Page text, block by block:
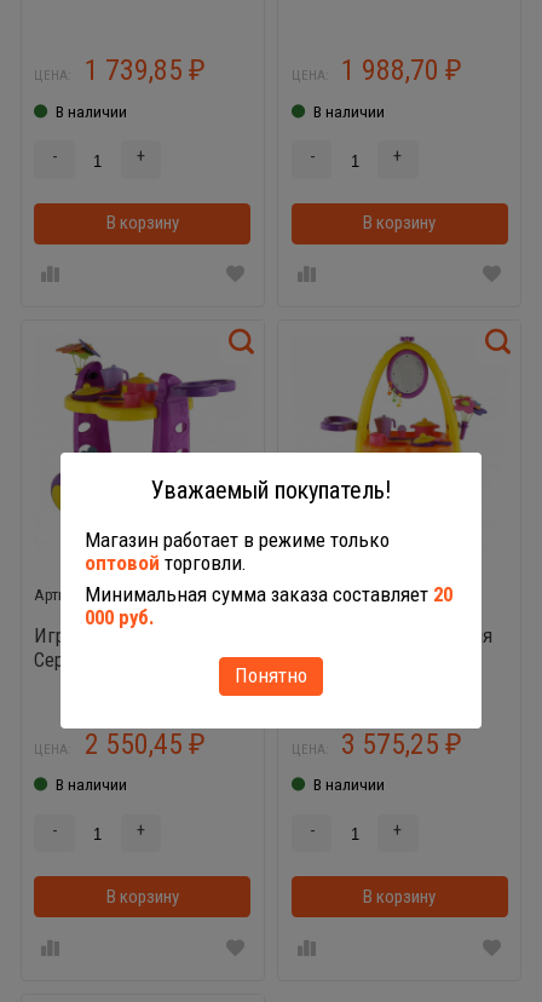
ЦЕНА: 1 739,85 ₽
В наличии
- +
В корзину В корзинке
ЦЕНА: 1 988,70₽
В наличии
- +
В корзину
4960
Игровой набор
Сервировочный столик
ЦЕНА: 2 550,45 ₽
В наличии
- +
В корзину В корзинке
4977
Волшебный столик для
девочек
ЦЕНА: 3 575,25₽
В наличии
- +
В корзину
Уважаемый покупатель!
Магазин работает в режиме только
оптовой торговли.
Минимальная сумма заказа составляет 20
000 руб.
Понятно